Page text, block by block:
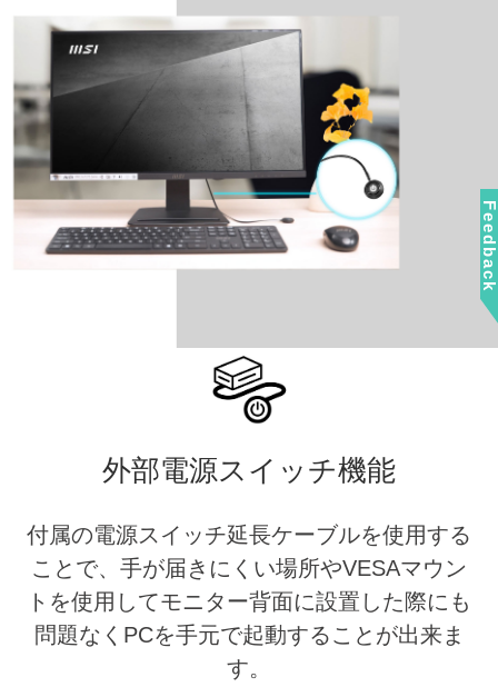
外部電源スイッチ機能
付属の電源スイッチ延長ケーブルを使用する
ことで、手が届きにくい場所やVESAマウン
トを使用してモニター背面に設置した際にも
問題なくPCを手元で起動することが出来ま
す。
Feedback